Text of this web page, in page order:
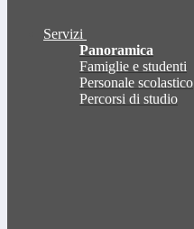
Servizi
Panoramica
Famiglie e studenti
Personale scolastico
Percorsi di studio